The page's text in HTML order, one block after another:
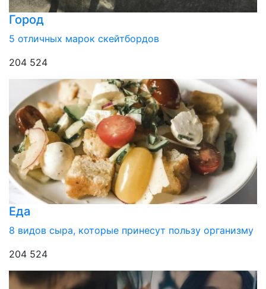
Город
5 отличных марок скейтбордов
204 524
Еда
8 видов сыра, которые принесут пользу организму
204 524